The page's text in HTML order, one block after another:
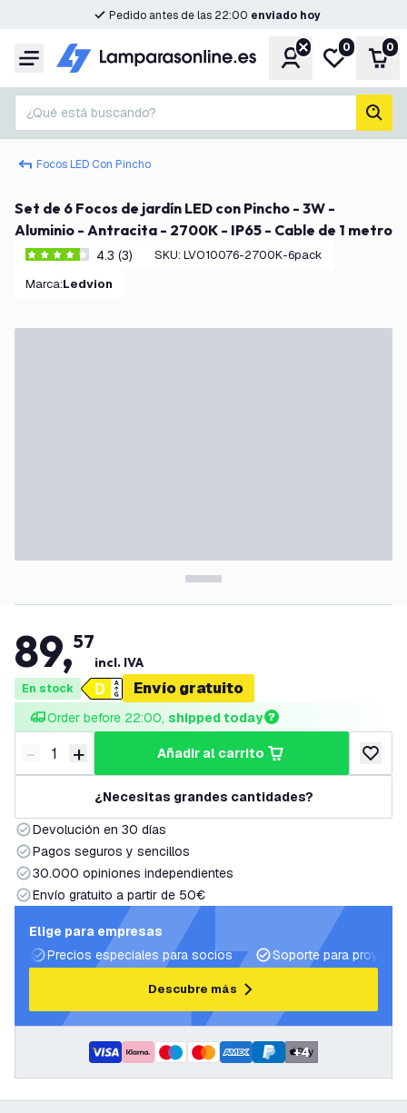
Pedido antes de las 22:00 enviado hoy
Menú CuentaMi lista de
0 0
¿Qué está buscando?
Focos LED Con Pincho
Set de 6 Focos de jardín LED con Pincho - 3W -
Aluminio - Antracita - 2700K - IP65 - Cable de 1 metro
4.3 estrellas de puntuación
4.3 (3) SKU: LVO10076-2700K-6pack
Marca: Ledvion
89,57
incl. IVA
En stock Envío gratuito
Order before 22:00, shipped today
Disminuir cantidad
- Aumentar cantidad
+ añadir al carrito
añadir
¿Necesitas grandes cantidades?
Devolución en 30 días
Pagos seguros y sencillos
30.000 opiniones independientes
Envío gratuito a partir de 50€
Elige para empresas
Precios especiales para socios
Soporte para
Descubre más
+4